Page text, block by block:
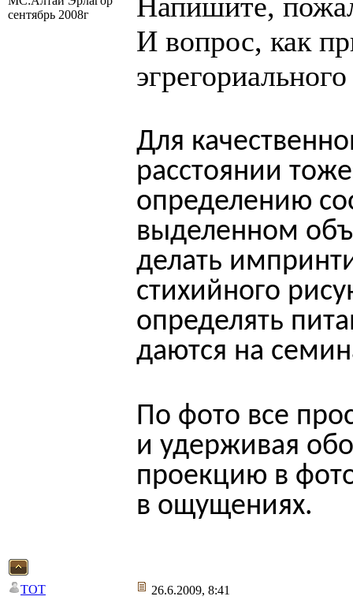
сентябрь 2008г
И вопрос, как
Для
расстоянии
определению
выделенном
делать
стихийного
определять
даются на
По фото все
и удерживая
проекцию в
в ощущениях.
TOT 26.6.2009, 8:41